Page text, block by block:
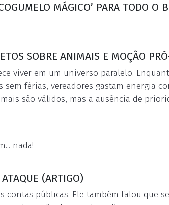
MÁGICO’ PARA TODO O
SOBRE ANIMAIS E MOÇÃO
viver em um universo paralelo.
sem férias, vereadores gastam energia
são válidos, mas a ausência de
nada!
(ARTIGO)
contas públicas. Ele também falou que